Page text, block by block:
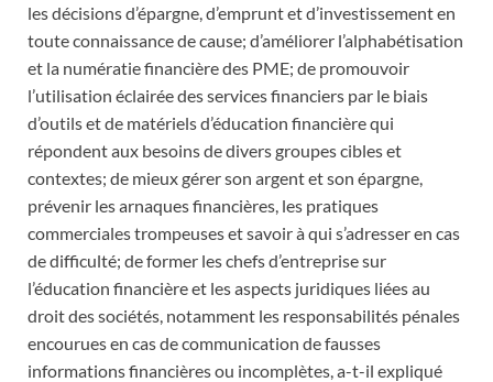
les décisions d’épargne, d’emprunt et d’investissement en
toute connaissance de cause; d’améliorer l’alphabétisation
et la numératie financière des PME; de promouvoir
l’utilisation éclairée des services financiers par le biais
d’outils et de matériels d’éducation financière qui
répondent aux besoins de divers groupes cibles et
contextes; de mieux gérer son argent et son épargne,
prévenir les arnaques financières, les pratiques
commerciales trompeuses et savoir à qui s’adresser en cas
de difficulté; de former les chefs d’entreprise sur
l’éducation financière et les aspects juridiques liées au
droit des sociétés, notamment les responsabilités pénales
encourues en cas de communication de fausses
informations financières ou incomplètes, a-t-il expliqué